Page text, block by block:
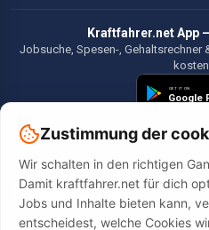
Kraftfahrer.net App
Jobsuche, Spesen-,
©2026 Kraftfahrer.net. Alle
Zustimmung der
Wir schalten in den richtigen
Damit kraftfahrer.net für dich
Jobs und Inhalte bieten kann,
entscheidest, welche Cookies